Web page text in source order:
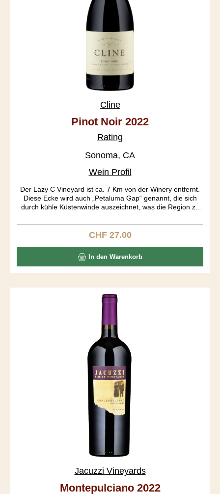
Cline
Pinot Noir 2022
Rating
Sonoma, CA
Wein Profil
Der Lazy C Vineyard ist ca. 7 Km von der Winery entfernt.
Diese Ecke wird auch „Petaluma Gap“ genannt, die sich
durch kühle Küstenwinde auszeichnet, was die Region zu
Regulärer Preis:
CHF 27.00
In den Warenkorb
Jacuzzi Vineyards
Montepulciano 2022